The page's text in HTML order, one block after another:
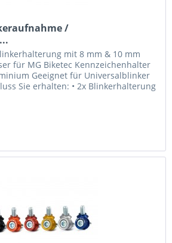
/
mit 8 mm & 10 mm
für MG Biketec Kennzeichenhalter
Geeignet für Universalblinker
Sie erhalten: • 2x Blinkerhalterung